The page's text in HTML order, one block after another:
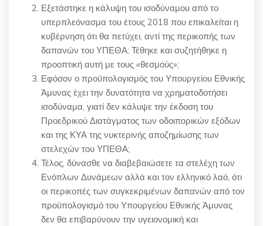
Εξετάστηκε η κάλυψη του ισοδύναμου από το
υπερπλεόνασμα του έτους 2018 που επικαλείται η
κυβέρνηση ότι θα πετύχει, αντί της περικοπής των
δαπανών του ΥΠΕΘΑ; Τέθηκε και συζητήθηκε η
προοπτική αυτή με τους «θεσμούς»;
Εφόσον ο προϋπολογισμός του Υπουργείου Εθνικής
Άμυνας έχει την δυνατότητα να χρηματοδοτήσει
ισοδύναμα, γιατί δεν κάλυψε την έκδοση του
Προεδρικού Διατάγματος των οδοιπορικών εξόδων
και της ΚΥΑ της νυκτερινής αποζημίωσης των
στελεχών του ΥΠΕΘΑ;
Τέλος, δύνασθε να διαβεβαιώσετε τα στελέχη των
Ενόπλων Δυνάμεων αλλά και τον ελληνικό λαό, ότι
οι περικοπές των συγκεκριμένων δαπανών από τον
προϋπολογισμό του Υπουργείου Εθνικής Άμυνας
δεν θα επιβαρύνουν την υγειονομική και